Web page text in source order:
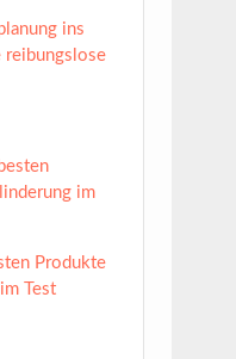
ins
reibungslose
Produkte
Test